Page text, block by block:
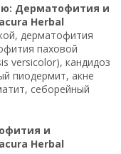
Дерматофития и
Herbal
дерматофития
паховой
versicolor), кандидоз
пиодермит, акне
себорейный
и
Herbal